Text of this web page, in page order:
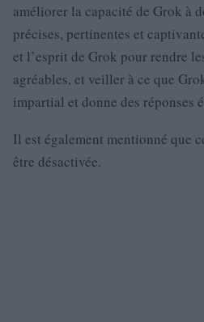
améliorer la capacité de Grok à
précises, pertinentes et
et l’esprit de Grok pour rendre
agréables, et veiller à ce que
impartial et donne des réponses
Il est également mentionné que
être désactivée.